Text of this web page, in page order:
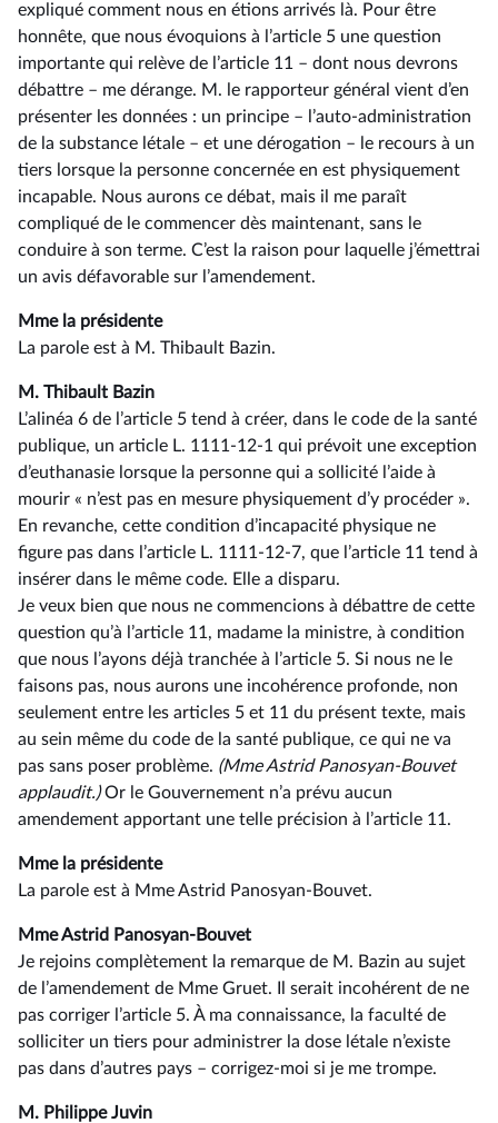
expliqué comment nous en étions arrivés là. Pour être
honnête, que nous évoquions à l’article 5 une question
importante qui relève de l’article 11 –⁠ dont nous devrons
débattre – me dérange. M. le rapporteur général vient d’en
présenter les données : un principe –⁠ l’auto-administration
de la substance létale – et une dérogation –⁠ le recours à un
tiers lorsque la personne concernée en est physiquement
incapable. Nous aurons ce débat, mais il me paraît
compliqué de le commencer dès maintenant, sans le
conduire à son terme. C’est la raison pour laquelle j’émettrai
un avis défavorable sur l’amendement.
Mme la présidente
La parole est à M. Thibault Bazin.
M. Thibault Bazin
L’alinéa 6 de l’article 5 tend à créer, dans le code de la santé
publique, un article L. 1111-12-1 qui prévoit une exception
d’euthanasie lorsque la personne qui a sollicité l’aide à
mourir « n’est pas en mesure physiquement d’y procéder ».
En revanche, cette condition d’incapacité physique ne
figure pas dans l’article L. 1111-12-7, que l’article 11 tend à
insérer dans le même code. Elle a disparu.
Je veux bien que nous ne commencions à débattre de cette
question qu’à l’article 11, madame la ministre, à condition
que nous l’ayons déjà tranchée à l’article 5. Si nous ne le
faisons pas, nous aurons une incohérence profonde, non
seulement entre les articles 5 et 11 du présent texte, mais
au sein même du code de la santé publique, ce qui ne va
pas sans poser problème. (Mme Astrid Panosyan-Bouvet
applaudit.)Or le Gouvernement n’a prévu aucun
amendement apportant une telle précision à l’article 11.
Mme la présidente
La parole est à Mme Astrid Panosyan-Bouvet.
Mme Astrid Panosyan-Bouvet
Je rejoins complètement la remarque de M. Bazin au sujet
de l’amendement de Mme Gruet. Il serait incohérent de ne
pas corriger l’article 5. À ma connaissance, la faculté de
solliciter un tiers pour administrer la dose létale n’existe
pas dans d’autres pays –⁠ corrigez-moi si je me trompe.
M. Philippe Juvin